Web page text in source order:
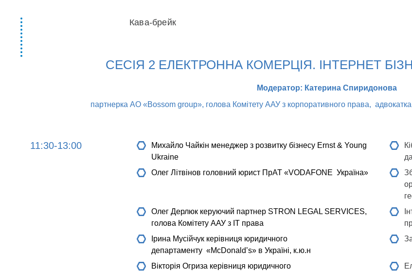
Кава-брейк
СЕСІЯ 2 ЕЛЕКТРОННА КОМЕРЦІЯ. ІНТЕРНЕТ
Модератор: Катерина Спиридонова
партнерка АО «Bossom group», голова Комітету ААУ з корпоративного права,
11:30-13:00 Михайло Чайкін менеджер з розвитку бізнесу Ernst & Young
Ukraine
Олег Літвінов головний юрист ПрАТ «VODAFONE Україна»
Олег Дерлюккеруючий партнер STRON LEGAL SERVICES,
голова Комітету ААУ з IT права
Ірина Мусійчуккерівниця юридичного
департаменту «McDonald’s» в Україні, к.ю.н
Вікторія Огриза керівниця юридичного